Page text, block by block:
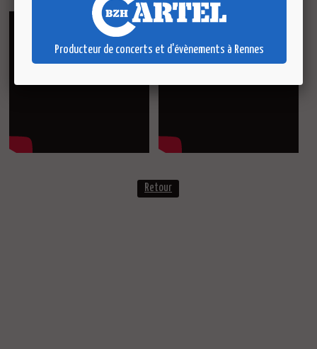
Retour
Producteur de concerts et d'évènements à Rennes